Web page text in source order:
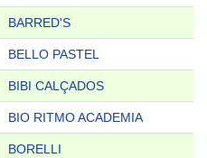
BARRED'S
BELLO PASTEL
BIBI CALÇADOS
BIO RITMO ACADEMIA
BORELLI